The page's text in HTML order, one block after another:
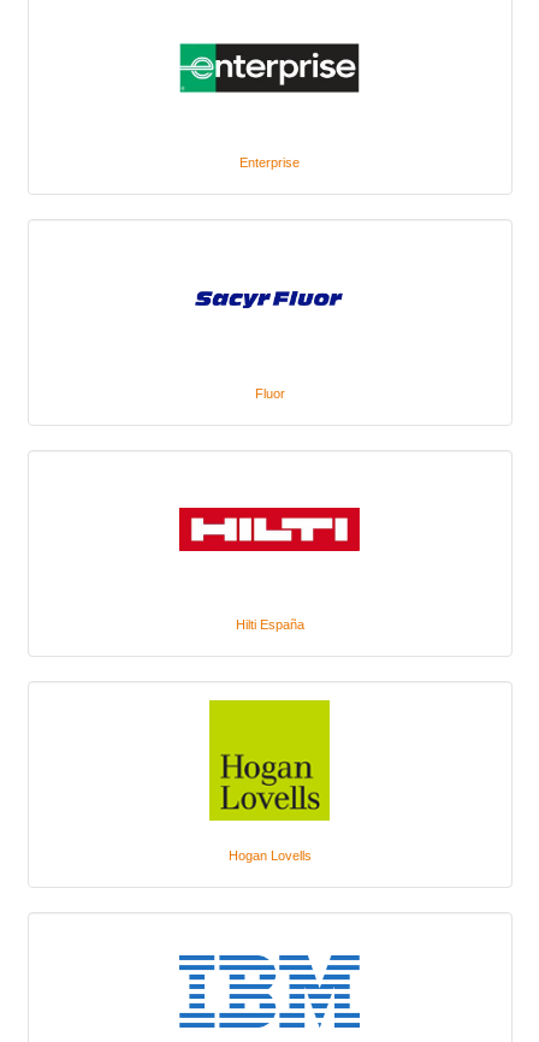
Enterprise
Fluor
Hilti España
Hogan Lovells